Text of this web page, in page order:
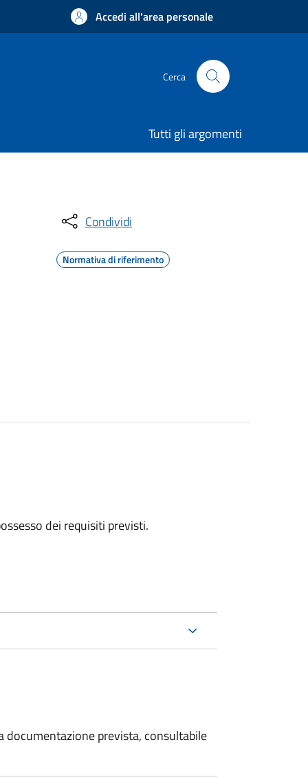
Accedi all'area personale
Cerca
Tutti gli argomenti
Condividi
Normativa di riferimento
dei requisiti previsti.
prevista, consultabile